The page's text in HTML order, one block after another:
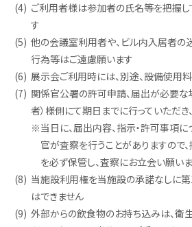
(4) ご利用者様は参加者の氏名等を把握し
す
(5) 他の会議室利用者や、ビル内入居者の
行為等はご遠慮願います
(6) 展示会ご利用時には、別途、設備使用
(7) 関係官公署の許可申請、届出が必要な
者）様側にて期日までに行っていただき
※当日に、届出内容、指示・許可事項
官が査察を行うことがありますので
を必ず保管し、査察にお立会い願い
(8) 当施設利用権を当施設の承諾なしに第
はできません
(9) 外部からの飲食物のお持ち込みは、衛